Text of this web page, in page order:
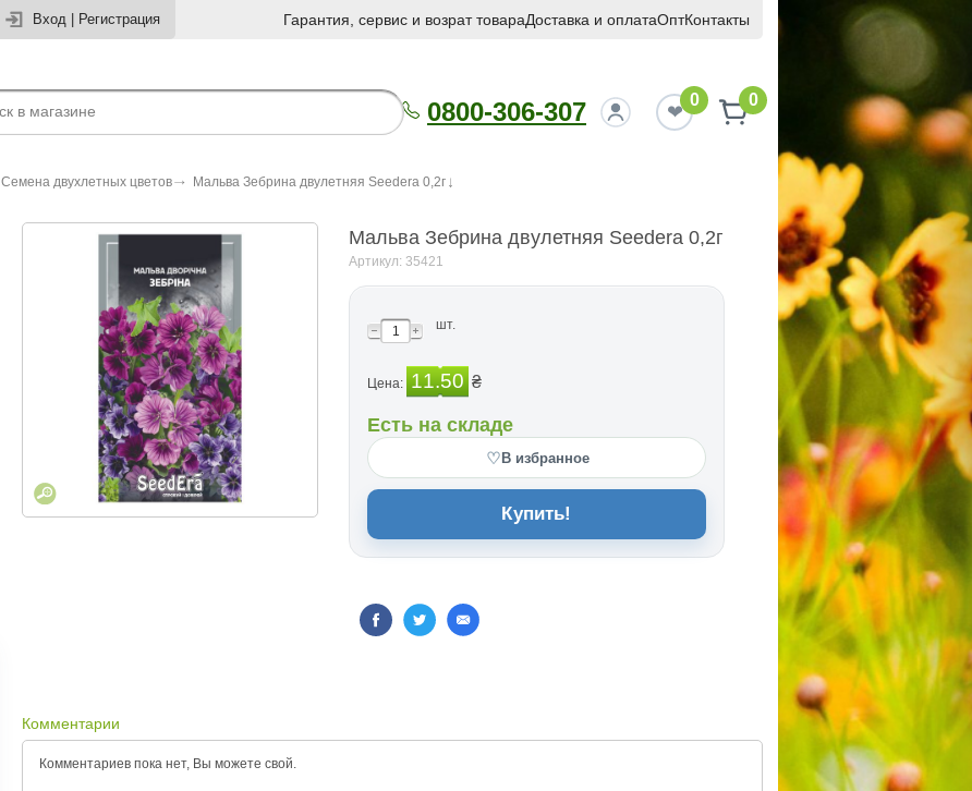
Вход Регистрация Гарантия, сервис и возрат товараДоставка и оплатаОптКонтакты
0800-306-307 0 0
Семена двухлетных цветов Мальва Зебрина двулетняя Seedera 0,2г
Мальва Зебрина двулетняя Seedera 0,2г
Артикул: 35421
шт.
Цена: 11.50 ₴
Есть на складе
♡В избранное
Купить!
Комментарии
Комментариев пока нет, Вы можете свой.